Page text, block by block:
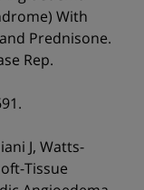
With
Prednisone.
Rep.
J, Watts-
Tissue